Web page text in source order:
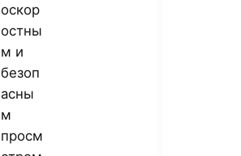
оскор
остны
м и
безоп
асны
м
просм